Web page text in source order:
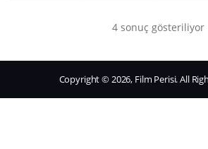
4 sonuç gösteriliyor
Copyright © 2026, Film Perisi. All